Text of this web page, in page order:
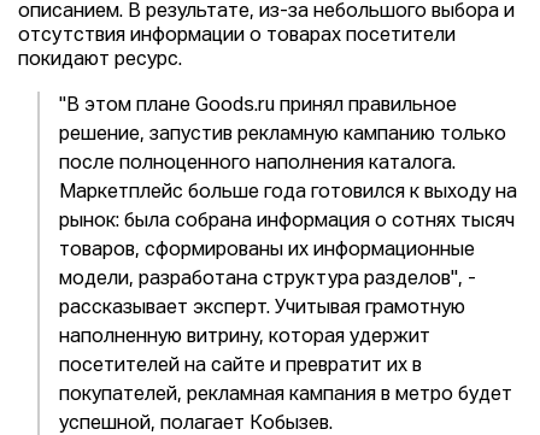
описанием. В результате, из-за небольшого выбора и
отсутствия информации о товарах посетители
покидают ресурс.
"В этом плане Goods.ru принял правильное
решение, запустив рекламную кампанию только
после полноценного наполнения каталога.
Маркетплейс больше года готовился к выходу на
рынок: была собрана информация о сотнях тысяч
товаров, сформированы их информационные
модели, разработана структура разделов", -
рассказывает эксперт. Учитывая грамотную
наполненную витрину, которая удержит
посетителей на сайте и превратит их в
покупателей, рекламная кампания в метро будет
успешной, полагает Кобызев.